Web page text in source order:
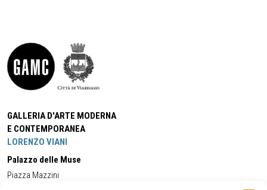
GALLERIA D'ARTE MODERNA
E CONTEMPORANEA
LORENZO VIANI
Palazzo delle Muse
Piazza Mazzini